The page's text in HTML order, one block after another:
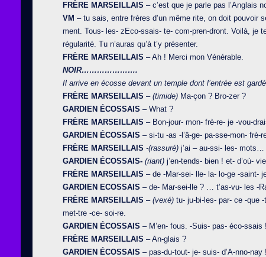
FRÈRE MARSEILLAIS – c’est que je parle pas l’Anglais
VM – tu sais, entre frères d’un même rite, on doit pouvoir
ment. Tous- les- zEco-ssais- te- com-pren-dront. Voilà, je
régularité. Tu n’auras qu’à t’y présenter.
FRÈRE MARSEILLAIS – Ah ! Merci mon Vénérable.
NOIR………………….
Il arrive en écosse devant un temple dont l’entrée est
FRÈRE MARSEILLAIS –(timide) Ma-çon ? Bro-zer ?
GARDIEN ÉCOSSAIS – What ?
FRÈRE MARSEILLAIS – Bon-jour- mon- frè-re- je -vou-
GARDIEN ÉCOSSAIS – si-tu -as -l’â-ge- pa-sse-mon- frè-
FRÈRE MARSEILLAIS -(rassuré) j’ai – au-ssi- les- mots…
GARDIEN ÉCOSSAIS- (riant) j’en-tends- bien ! et- d’où-
FRÈRE MARSEILLAIS – de -Mar-sei- lle- la- lo-ge -saint-
GARDIEN ECOSSAIS – de- Mar-sei-lle ? … t’as-vu- les -
FRÈRE MARSEILLAIS –(vexé) tu- ju-bi-les- par- ce -que
met-tre -ce- soi-re.
GARDIEN ÉCOSSAIS – M’en- fous. -Suis- pas- éco-ssais !
FRÈRE MARSEILLAIS – An-glais ?
GARDIEN ÉCOSSAIS – pas-du-tout- je- suis- d’A-nno-nay !